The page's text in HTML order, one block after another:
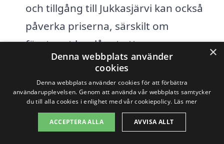
och tillgång till Jukkasjärvi kan också
påverka priserna, särskilt om
företaget har långt att resa.
Att få flera offerter från olika företag för
industristädning i Jukkasjärvi kan vara en
smart strategi för att jämföra priser. På
xn--industristdning-pris-kzb.se kan du
×
Denna webbplats använder
cookies
Denna webbplats använder cookies för att förbättra
användarupplevelsen. Genom att använda vår webbplats samtycker
du till alla cookies i enlighet med vår cookiepolicy. Läs mer
ACCEPTERA ALLA AVVISA ALLT